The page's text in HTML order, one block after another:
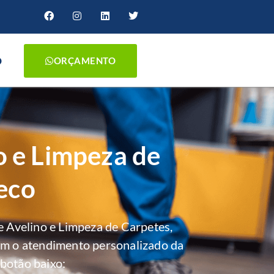
ORÇAMENTO
e Limpeza de
Avelino e Limpeza de Carpetes,
o atendimento personalizado da
baixo: